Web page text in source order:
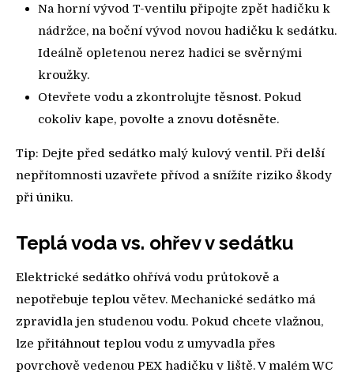
Na horní vývod T-ventilu připojte zpět hadičku k
nádržce, na boční vývod novou hadičku k sedátku.
Ideálně opletenou nerez hadici se svěrnými
kroužky.
Otevřete vodu a zkontrolujte těsnost. Pokud
cokoliv kape, povolte a znovu dotěsněte.
Tip: Dejte před sedátko malý kulový ventil. Při delší
nepřítomnosti uzavřete přívod a snížíte riziko škody
při úniku.
Teplá voda vs. ohřev v sedátku
Elektrické sedátko ohřívá vodu průtokově a
nepotřebuje teplou větev. Mechanické sedátko má
zpravidla jen studenou vodu. Pokud chcete vlažnou,
lze přitáhnout teplou vodu z umyvadla přes
povrchově vedenou PEX hadičku v liště. V malém WC